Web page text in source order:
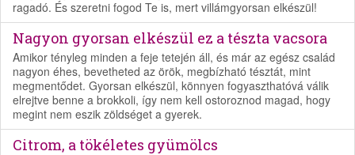
ragadó. És szeretni fogod Te is, mert villámgyorsan elkészül!
Nagyon gyorsan elkészül ez a tészta vacsora
Amikor tényleg minden a feje tetején áll, és már az egész család
nagyon éhes, bevetheted az örök, megbízható tésztát, mint
megmentődet. Gyorsan elkészül, könnyen fogyaszthatóvá válik
elrejtve benne a brokkoli, így nem kell ostoroznod magad, hogy
megint nem eszik zöldséget a gyerek.
Citrom, a tökéletes gyümölcs